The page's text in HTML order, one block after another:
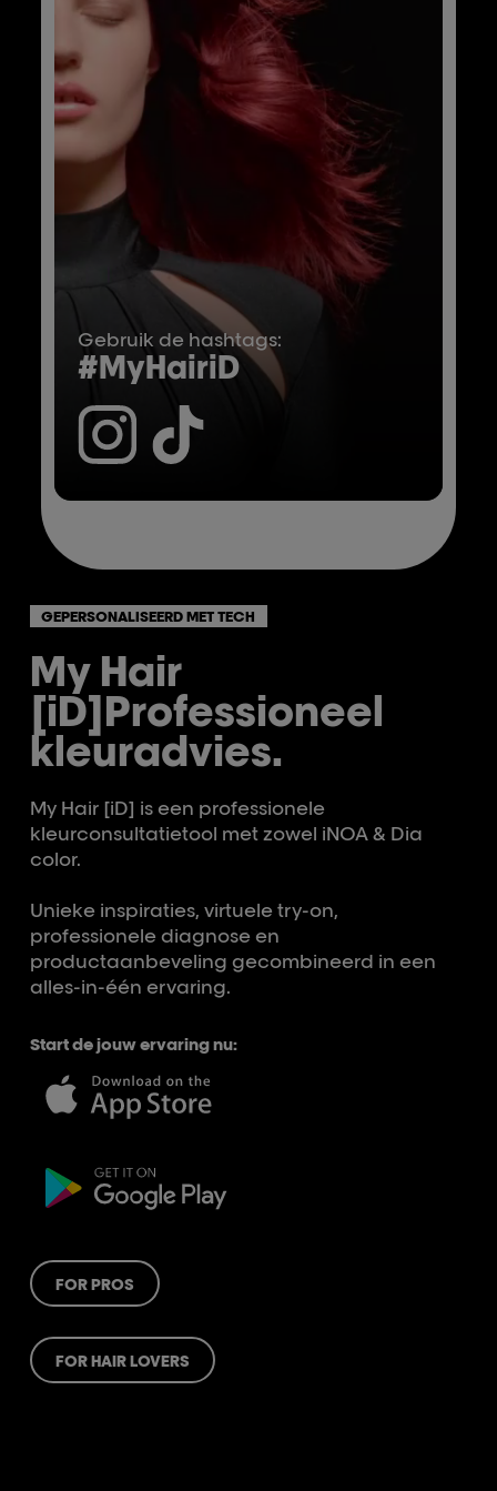
Gebruik de hashtags:
#MyHairiD
GEPERSONALISEERD MET TECH
My Hair
[iD]Professioneel
kleuradvies.
My Hair [iD] is een professionele
kleurconsultatietool met zowel iNOA & Dia
color.
Unieke inspiraties, virtuele try-on,
professionele diagnose en
productaanbeveling gecombineerd in een
alles-in-één ervaring.
Start de jouw ervaring nu:
FOR PROS
FOR HAIR LOVERS